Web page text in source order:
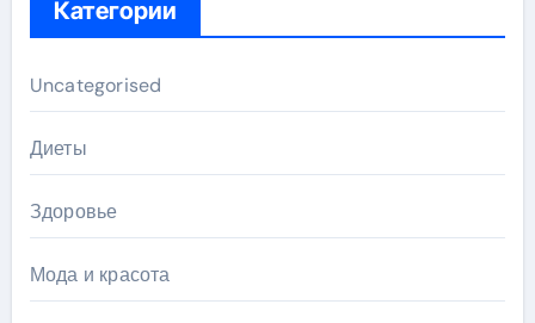
Категории
Uncategorised
Диеты
Здоровье
Мода и красота